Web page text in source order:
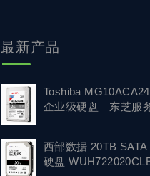
最新产品
Toshiba
企业级硬盘｜东芝服
西部数据 20TB SATA
硬盘